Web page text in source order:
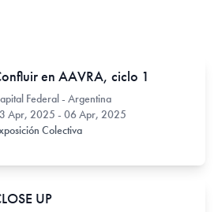
en AAVRA, ciclo 1
Federal - Argentina
Apr, 2025 - 06 Apr, 2025
Colectiva
UP